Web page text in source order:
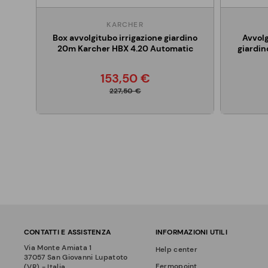
KARCHER
Box avvolgitubo irrigazione giardino
20m Karcher HBX 4.20 Automatic
153,50 €
227,50 €
CONTATTI E ASSISTENZA
Via Monte Amiata 1
37057 San Giovanni Lupatoto
INFORMAZIONI UTILI
Help center